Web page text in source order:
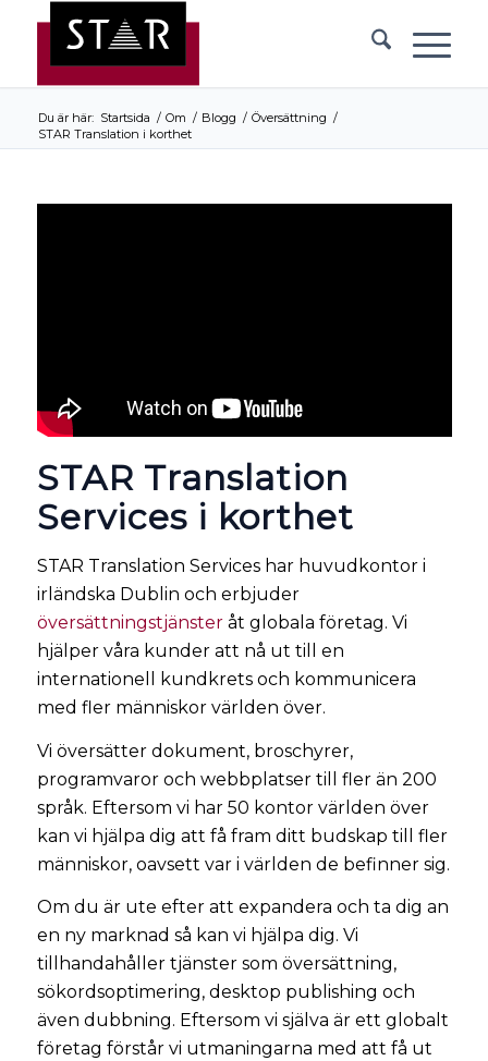
Du är här: Startsida / Om / Blogg / Översättning /
STAR Translation i korthet
STAR Translation
Services i korthet
STAR Translation Services har huvudkontor i
irländska Dublin och erbjuder
översättningstjänsteråt globala företag. Vi
hjälper våra kunder att nå ut till en
internationell kundkrets och kommunicera
med fler människor världen över.
Vi översätter dokument, broschyrer,
programvaror och webbplatser till fler än 200
språk. Eftersom vi har 50 kontor världen över
kan vi hjälpa dig att få fram ditt budskap till fler
människor, oavsett var i världen de befinner sig.
Om du är ute efter att expandera och ta dig an
en ny marknad så kan vi hjälpa dig. Vi
tillhandahåller tjänster som översättning,
sökordsoptimering, desktop publishing och
även dubbning. Eftersom vi själva är ett globalt
företag förstår vi utmaningarna med att få ut